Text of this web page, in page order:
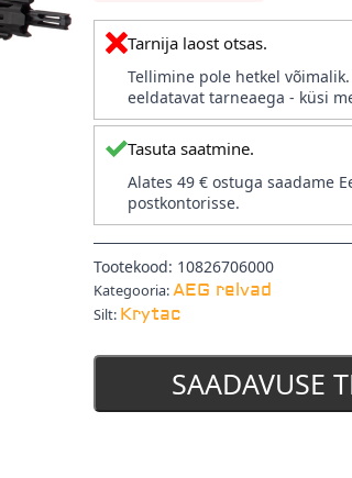
Tarnija laost otsas.
Tellimine pole hetkel
eeldatavat tarneaega - küsi
Tasuta saatmine.
Alates 49 € ostuga saadame
postkontorisse.
Tootekood: 10826706000
Kategooria:AEG relvad
Silt: Krytac
SAADAVUSE